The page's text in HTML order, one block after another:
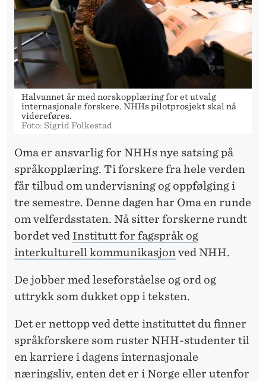
Halvannet år med norskopplæring for et utvalg
internasjonale forskere. NHHs pilotprosjekt skal nå
videreføres.
Foto: Sigrid Folkestad
Oma er ansvarlig for NHHs nye satsing på
språkopplæring. Ti forskere fra hele verden
får tilbud om undervisning og oppfølging i
tre semestre. Denne dagen har Oma en runde
om velferdsstaten. Nå sitter forskerne rundt
bordet ved Institutt for fagspråk og
interkulturell kommunikasjon ved NHH.
De jobber med leseforståelse og ord og
uttrykk som dukket opp i teksten.
Det er nettopp ved dette instituttet du finner
språkforskere som ruster NHH-studenter til
en karriere i dagens internasjonale
næringsliv, enten det er i Norge eller utenfor